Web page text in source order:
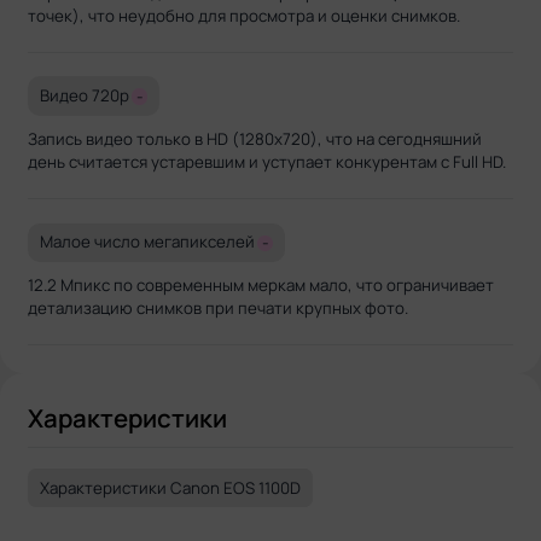
точек), что неудобно для просмотра и оценки снимков.
Видео 720p -
Запись видео только в HD (1280x720), что на сегодняшний
день считается устаревшим и уступает конкурентам с Full HD.
Малое число мегапикселей -
12.2 Мпикс по современным меркам мало, что ограничивает
детализацию снимков при печати крупных фото.
Характеристики
Характеристики Canon EOS 1100D